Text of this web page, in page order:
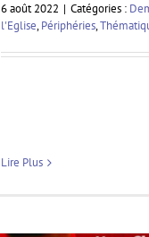
6 août 2022 | Catégories :
l'Eglise,Périphéries,
Lire Plus